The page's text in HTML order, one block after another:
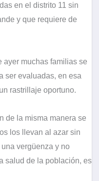
en el distrito 11 sin
y que requiere de
ayer muchas familias se
ser evaluadas, en esa
rastrillaje oportuno.
de la misma manera se
los llevan al azar sin
vergüenza y no
salud de la población, es